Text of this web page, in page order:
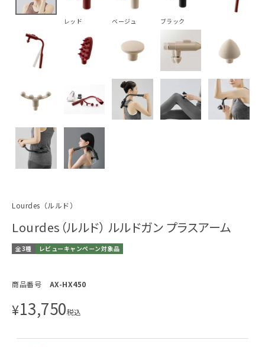
レッド ベージュ ブラック
Lourdes（ルルド）
Lourdes（ルルド） ルルドガン プラスアーム
全3種 レビューキャンペーン対象品
商品番号 AX-HX450
¥13,750税込